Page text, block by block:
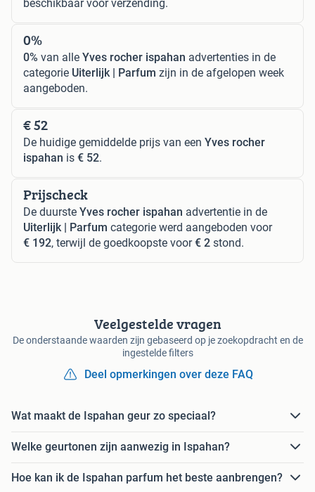
beschikbaar voor verzending.
0%
0% van alle Yves rocher ispahan advertenties in de
categorie Uiterlijk | Parfum zijn in de afgelopen week
aangeboden.
€ 52
De huidige gemiddelde prijs van een Yves rocher
ispahan is € 52.
Prijscheck
De duurste Yves rocher ispahan advertentie in de
Uiterlijk | Parfum categorie werd aangeboden voor
€ 192, terwijl de goedkoopste voor€ 2 stond.
Veelgestelde vragen
De onderstaande waarden zijn gebaseerd op je zoekopdracht en de
ingestelde filters
Deel opmerkingen over deze FAQ
Wat maakt de Ispahan geur zo speciaal?
Welke geurtonen zijn aanwezig in Ispahan?
Hoe kan ik de Ispahan parfum het beste aanbrengen?